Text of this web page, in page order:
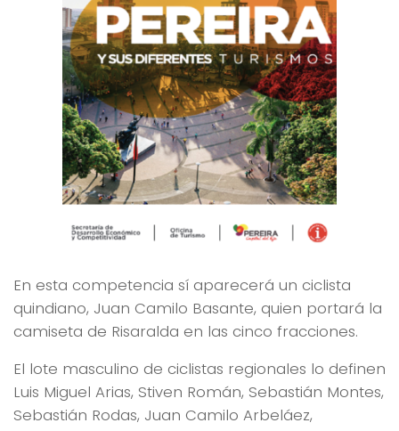
En esta competencia sí aparecerá un ciclista
quindiano, Juan Camilo Basante, quien portará la
camiseta de Risaralda en las cinco fracciones.
El lote masculino de ciclistas regionales lo definen
Luis Miguel Arias, Stiven Román, Sebastián Montes,
Sebastián Rodas, Juan Camilo Arbeláez,